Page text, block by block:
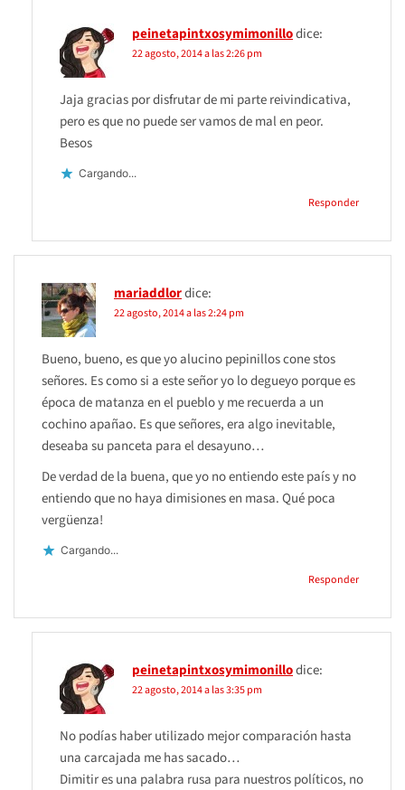
peinetapintxosymimonillodice:
22 agosto, 2014 a las 2:26 pm
Jaja gracias por disfrutar de mi parte reivindicativa,
pero es que no puede ser vamos de mal en peor.
Besos
Cargando...
Responder
mariaddlordice:
22 agosto, 2014 a las 2:24 pm
Bueno, bueno, es que yo alucino pepinillos cone stos
señores. Es como si a este señor yo lo degueyo porque es
época de matanza en el pueblo y me recuerda a un
cochino apañao. Es que señores, era algo inevitable,
deseaba su panceta para el desayuno…
De verdad de la buena, que yo no entiendo este país y no
entiendo que no haya dimisiones en masa. Qué poca
vergüenza!
Cargando...
Responder
peinetapintxosymimonillodice:
22 agosto, 2014 a las 3:35 pm
No podías haber utilizado mejor comparación hasta
una carcajada me has sacado…
Dimitir es una palabra rusa para nuestros políticos, no